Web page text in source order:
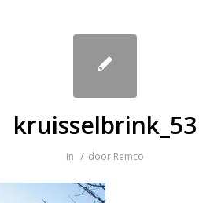
kruisselbrink_53
in / door Remco